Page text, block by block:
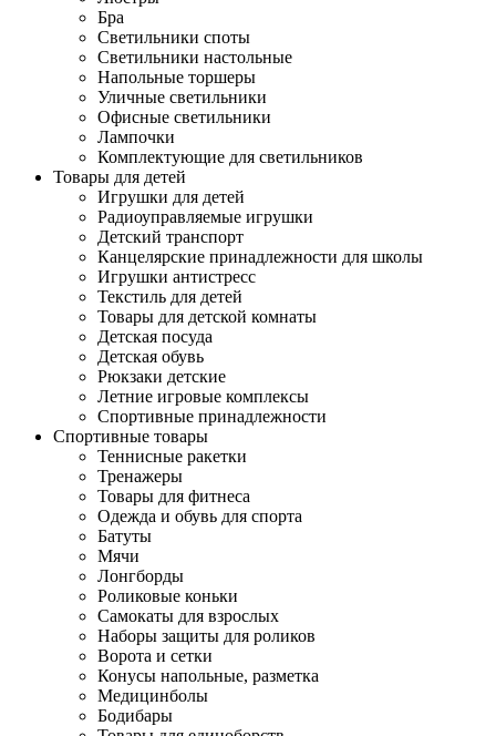
Бра
Светильники споты
Светильники настольные
Напольные торшеры
Уличные светильники
Офисные светильники
Лампочки
Комплектующие для светильников
Товары для детей
Игрушки для детей
Радиоуправляемые игрушки
Детский транспорт
Канцелярские принадлежности для школы
Игрушки антистресс
Текстиль для детей
Товары для детской комнаты
Детская посуда
Детская обувь
Рюкзаки детские
Летние игровые комплексы
Спортивные принадлежности
Спортивные товары
Теннисные ракетки
Тренажеры
Товары для фитнеса
Одежда и обувь для спорта
Батуты
Мячи
Лонгборды
Роликовые коньки
Самокаты для взрослых
Наборы защиты для роликов
Ворота и сетки
Конусы напольные, разметка
Медицинболы
Бодибары